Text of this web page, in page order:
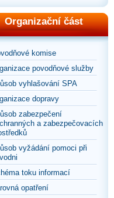
Organizační část
komise
povodňové služby
vyhlašování SPA
dopravy
zabezpečení
a zabezpečovacích
vyžádání pomoci při
toku informací
opatření